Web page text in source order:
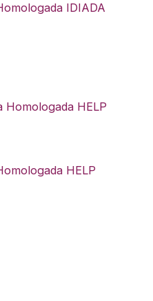
IDIADA
HELP